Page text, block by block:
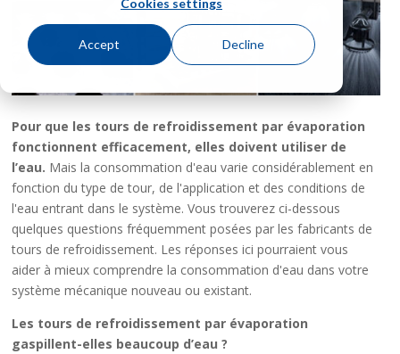
Accept Decline
Pour que les tours de refroidissement par évaporation
fonctionnent efficacement, elles doivent utiliser de
l’eau. Mais la consommation d'eau varie considérablement en
fonction du type de tour, de l'application et des conditions de
l'eau entrant dans le système. Vous trouverez ci-dessous
quelques questions fréquemment posées par les fabricants de
tours de refroidissement. Les réponses ici pourraient vous
aider à mieux comprendre la consommation d'eau dans votre
système mécanique nouveau ou existant.
Les tours de refroidissement par évaporation
gaspillent-elles beaucoup d’eau ?